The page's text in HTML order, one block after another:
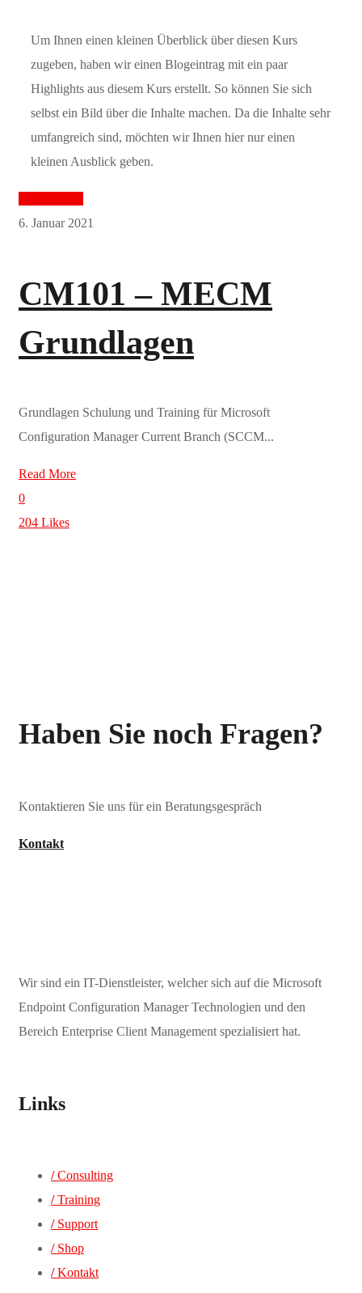
Um Ihnen einen kleinen Überblick über diesen Kurs
zugeben, haben wir einen Blogeintrag mit ein paar
Highlights aus diesem Kurs erstellt. So können Sie sich
selbst ein Bild über die Inhalte machen. Da die Inhalte sehr
umfangreich sind, möchten wir Ihnen hier nur einen
kleinen Ausblick geben.
6. Januar 2021
CM101 – MECM
Grundlagen
Grundlagen Schulung und Training für Microsoft
Configuration Manager Current Branch (SCCM...
Read More
0
204 Likes
Haben Sie noch Fragen?
Kontaktieren Sie uns für ein Beratungsgespräch
Kontakt
Wir sind ein IT-Dienstleister, welcher sich auf die Microsoft
Endpoint Configuration Manager Technologien und den
Bereich Enterprise Client Management spezialisiert hat.
Links
/Consulting
/Training
/Support
/Shop
/Kontakt